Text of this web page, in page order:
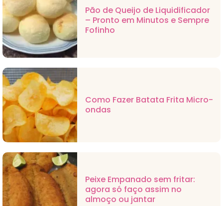
Pão de Queijo de Liquidificador
– Pronto em Minutos e Sempre
Fofinho
Como Fazer Batata Frita Micro-
ondas
Peixe Empanado sem fritar:
agora só faço assim no
almoço ou jantar